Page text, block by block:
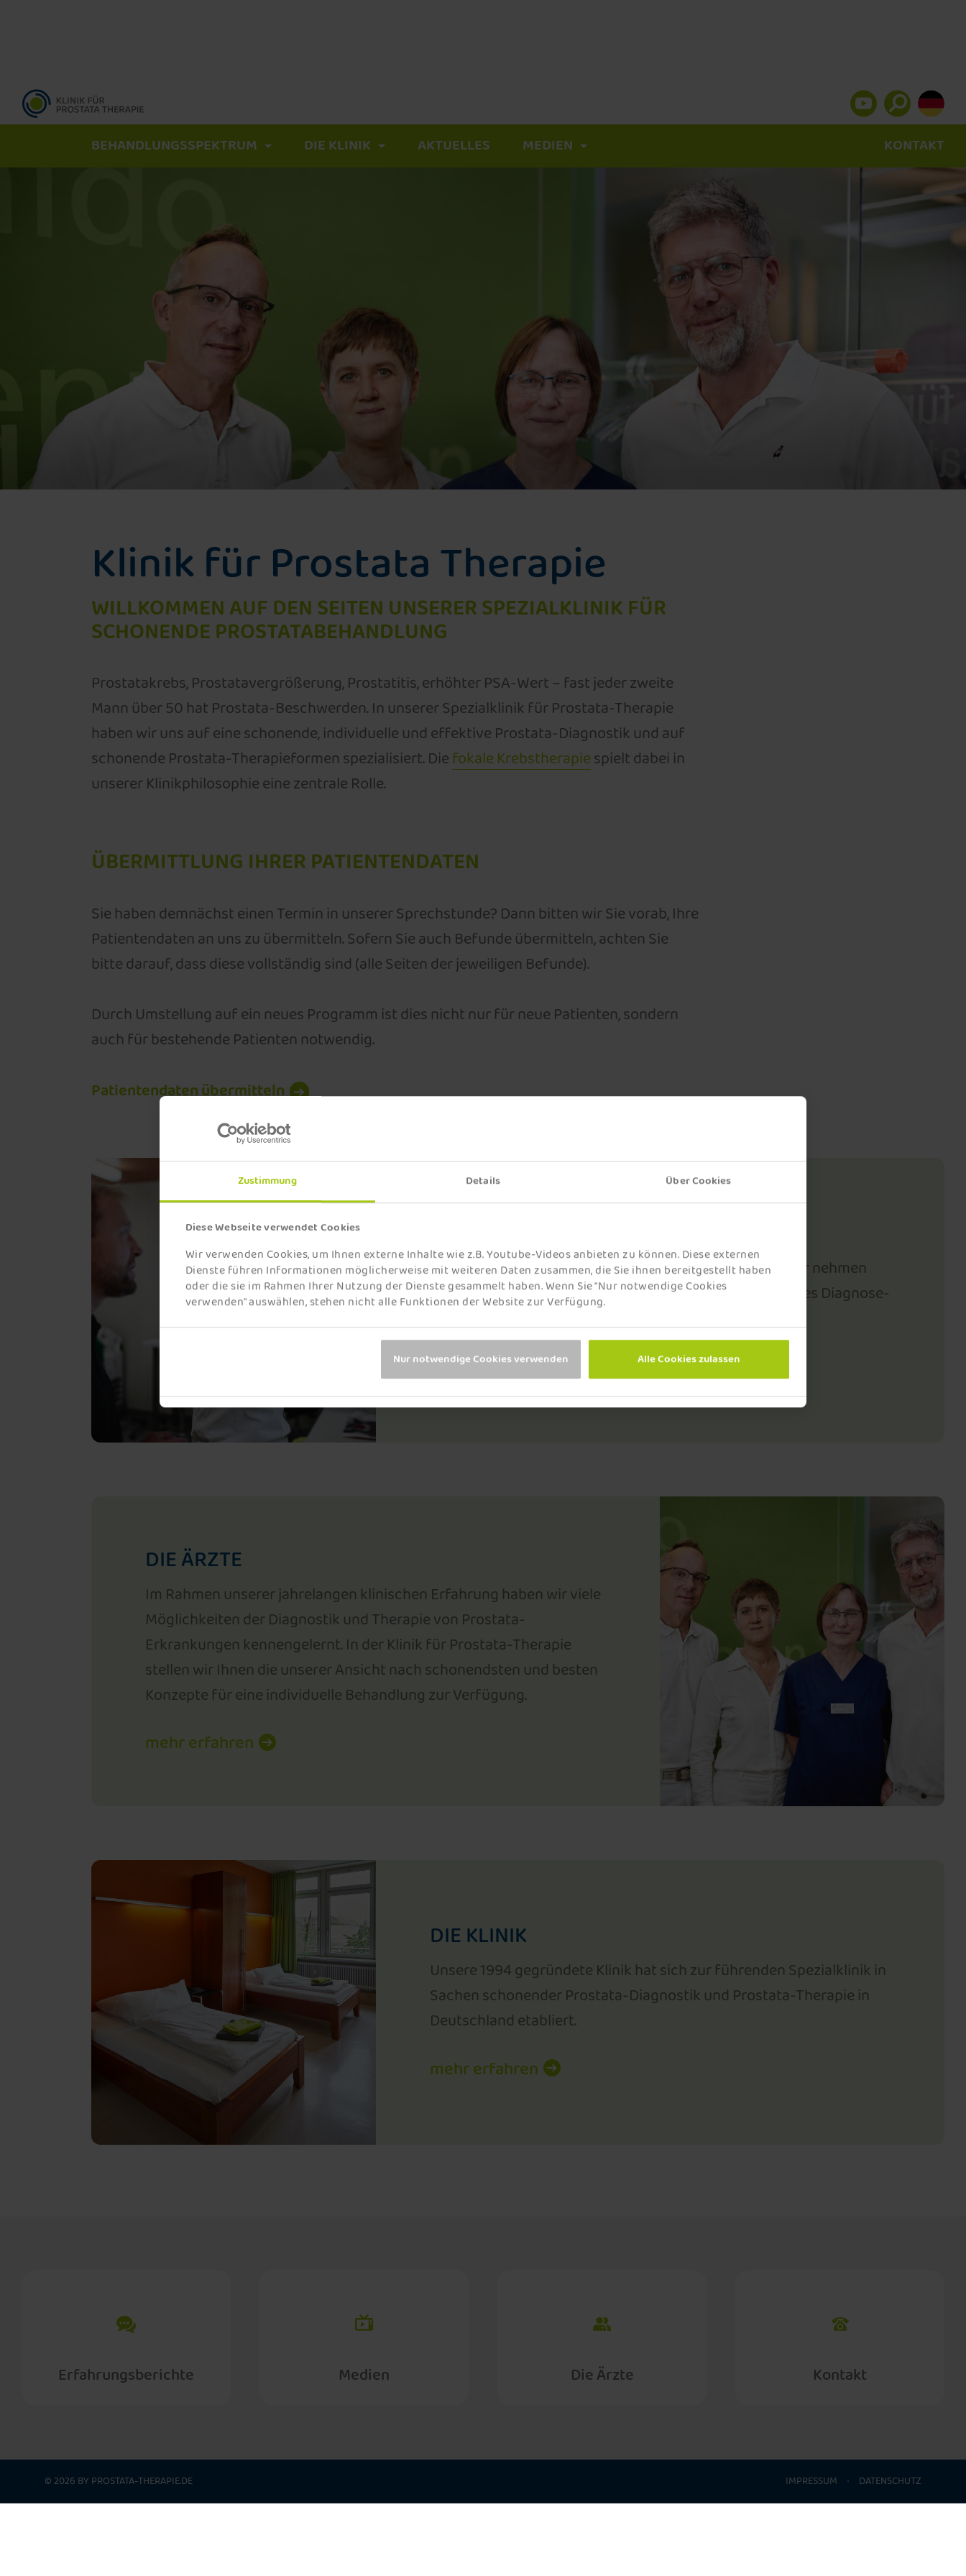
Zustimmung Details Über Cookies
Diese Webseite verwendet Cookies
Wir verwenden Cookies, um Ihnen externe Inhalte wie z.B. Youtube-Videos anbieten zu können. Diese externen
Dienste führen Informationen möglicherweise mit weiteren Daten zusammen, die Sie ihnen bereitgestellt haben
oder die sie im Rahmen Ihrer Nutzung der Dienste gesammelt haben. Wenn Sie "Nur notwendige Cookies
verwenden" auswählen, stehen nicht alle Funktionen der Website zur Verfügung.
Nur notwendige Cookies verwenden Alle Cookies zulassen
BEHANDLUNGSSPEKTRUM
Exakte Diagnostik
Evolvelaser
Rezūm-Wasserdamptherapie
Fortgeschrittener Prostatakrebs
Rezidivbehandlung nach Bestrahlung
Photodynamische Therapie
Beckenboden-Therapie mit NeoControl
Magnetfeld-Therapie mit NeoControl
DIE KLINIK AKTUELLES MEDIEN KONTAKT
Klinik für Prostata Therapie
WILLKOMMEN AUF DEN SEITEN UNSERER SPEZIALKLINIK FÜR
SCHONENDE PROSTATABEHANDLUNG
Prostatakrebs, Prostatavergrößerung, Prostatitis, erhöhter PSA-Wert – fast jeder zweite
Mann über 50 hat Prostata-Beschwerden. In unserer Spezialklinik für Prostata-Therapie
haben wir uns auf eine schonende, individuelle und effektive Prostata-Diagnostik und auf
schonende Prostata-Therapieformen spezialisiert. Die fokale Krebstherapiespielt dabei in
unserer Klinikphilosophie eine zentrale Rolle.
ÜBERMITTLUNG IHRER PATIENTENDATEN
Sie haben demnächst einen Termin in unserer Sprechstunde? Dann bitten wir Sie vorab, Ihre
Patientendaten an uns zu übermitteln. Sofern Sie auch Befunde übermitteln, achten Sie
bitte darauf, dass diese vollständig sind (alle Seiten der jeweiligen Befunde).
Durch Umstellung auf ein neues Programm ist dies nicht nur für neue Patienten, sondern
auch für bestehende Patienten notwendig.
Patientendaten übermitteln
Unser Ziel ist es, Betroffene zu Beteiligten zu machen. Wir nehmen
uns die Zeit, mit Ihnen ein individuelles und einleuchtendes Diagnose-
mehr erfahren
DIE ÄRZTE
Im Rahmen unserer jahrelangen klinischen Erfahrung haben wir viele
Möglichkeiten der Diagnostik und Therapie von Prostata-
Erkrankungen kennengelernt. In der Klinik für Prostata-Therapie
stellen wir Ihnen die unserer Ansicht nach schonendsten und besten
Konzepte für eine individuelle Behandlung zur Verfügung.
mehr erfahren
DIE KLINIK
Unsere 1994 gegründete Klinik hat sich zur führenden Spezialklinik in
Sachen schonender Prostata-Diagnostik und Prostata-Therapie in
Deutschland etabliert.
mehr erfahren
Erfahrungsberichte Medien Die Ärzte Kontakt
© 2026 BY PROSTATA-THERAPIE.DE IMPRESSUM · DATENSCHUTZ